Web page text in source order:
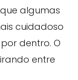
algumas
cuidadoso
dentro. O
entre